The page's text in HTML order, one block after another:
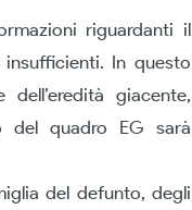
riguardanti il
In questo
giacente,
del quadro EG sarà
del defunto, degli